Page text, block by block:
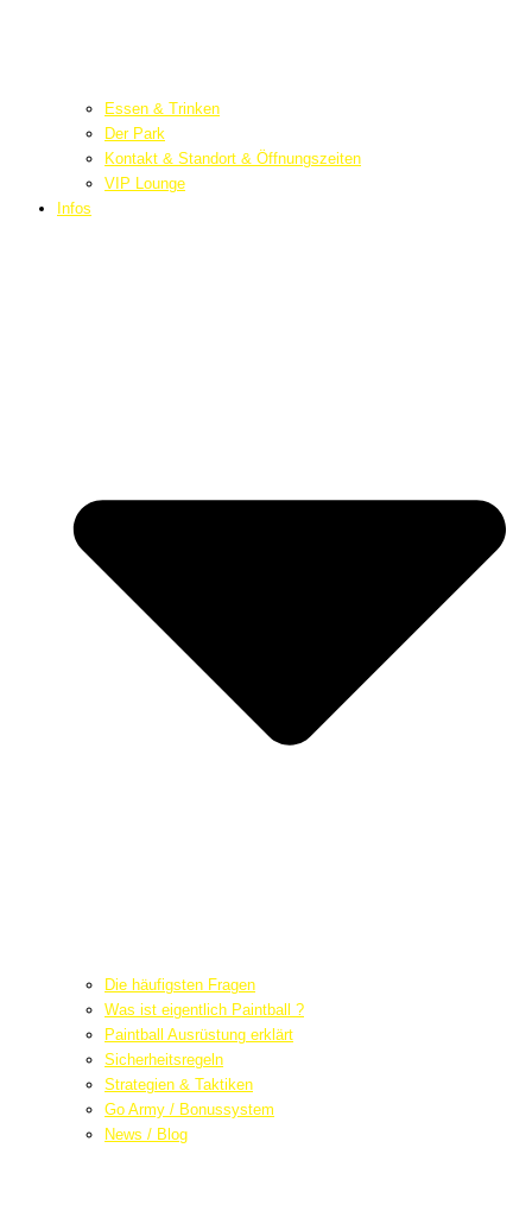
Essen & Trinken
Der Park
Kontakt & Standort & Öffnungszeiten
VIP Lounge
Infos
Die häufigsten Fragen
Was ist eigentlich Paintball ?
Paintball Ausrüstung erklärt
Sicherheitsregeln
Strategien & Taktiken
Go Army / Bonussystem
News / Blog